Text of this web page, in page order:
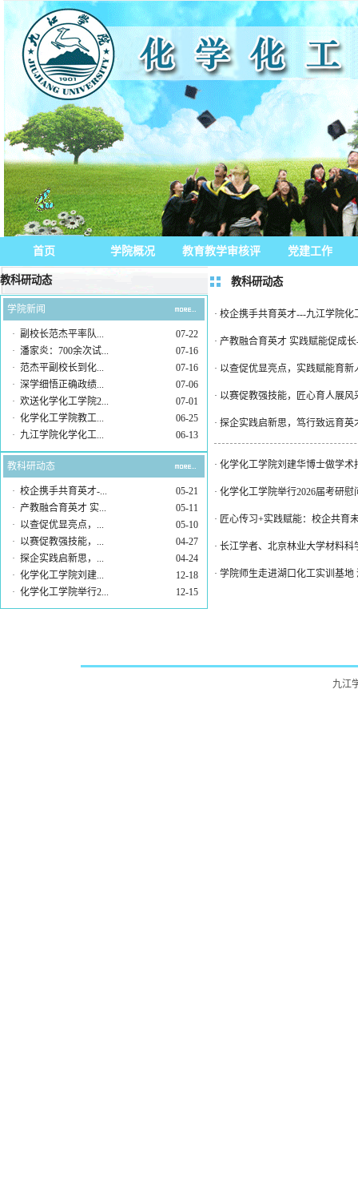
首页 学院概况 教育教学审核评
估
党建工作
教科研动态
学院新闻
· 副校长范杰平率队...
07-22
· 潘家炎：700余次试...
07-16
· 范杰平副校长到化...
07-16
· 深学细悟正确政绩...
07-06
· 欢送化学化工学院2...
07-01
· 化学化工学院教工...
06-25
· 九江学院化学化工... 06-13
教科研动态
· 校企携手共育英才-...
05-21
· 产教融合育英才 实...
05-11
· 以查促优显亮点，...
05-10
· 以赛促教强技能，...
04-27
· 探企实践启新思，...
04-24
· 化学化工学院刘建...
12-18
· 化学化工学院举行2... 12-15
教科研动态
· 校企携手共育英才---九江学院
· 产教融合育英才 实践赋能促成
· 以查促优显亮点，实践赋能育
· 以赛促教强技能，匠心育人展
· 探企实践启新思，笃行致远育
· 化学化工学院刘建华博士做学术
· 化学化工学院举行2026届考研慰
· 匠心传习+实践赋能：校企共育
· 长江学者、北京林业大学材料
· 学院师生走进湖口化工实训基
九江